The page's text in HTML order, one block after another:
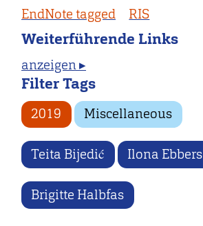
EndNote tagged
RIS
Weiterführende Links
anzeigen ▸
Filter Tags
2019 Miscellaneous
Teita Bijedić Ilona Ebbers
Brigitte Halbfas